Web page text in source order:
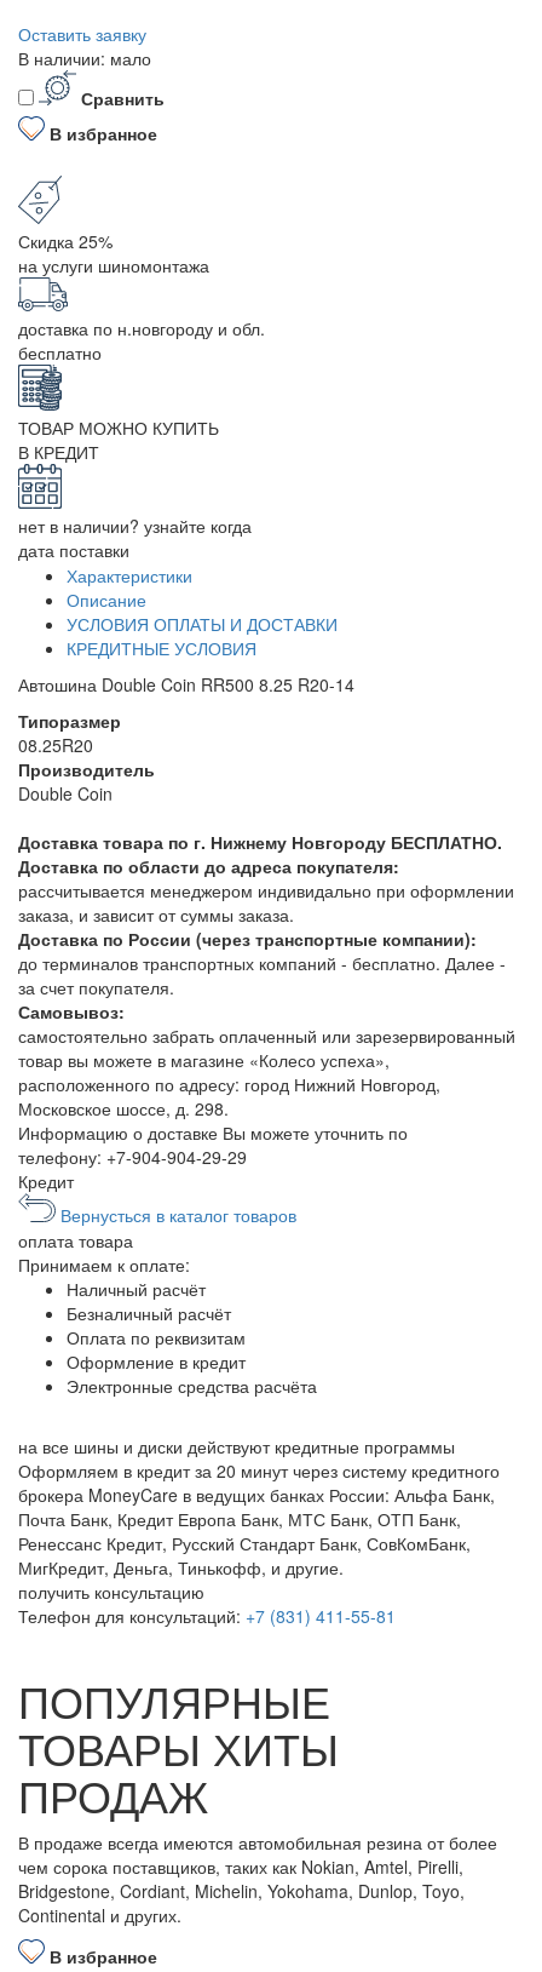
Оставить заявку
В наличии: мало
Сравнить
В избранное
Скидка 25%
на услуги шиномонтажа
доставка по н.новгороду и обл.
бесплатно
ТОВАР МОЖНО КУПИТЬ
В КРЕДИТ
нет в наличии? узнайте когда
дата поставки
Характеристики
Описание
УСЛОВИЯ ОПЛАТЫ И ДОСТАВКИ
КРЕДИТНЫЕ УСЛОВИЯ
Автошина Double Coin RR500 8.25 R20-14
Типоразмер
08.25R20
Производитель
Double Coin
Доставка товара по г. Нижнему Новгороду БЕСПЛАТНО.
Доставка по области до адреса покупателя:
рассчитывается менеджером индивидально при оформлении
заказа, и зависит от суммы заказа.
Доставка по России (через транспортные компании):
до терминалов транспортных компаний - бесплатно. Далее -
за счет покупателя.
Самовывоз:
самостоятельно забрать оплаченный или зарезервированный
товар вы можете в магазине «Колесо успеха»,
расположенного по адресу: город Нижний Новгород,
Московское шоссе, д. 298.
Информацию о доставке Вы можете уточнить по
телефону: +7-904-904-29-29
Кредит
Вернусться в каталог товаров
оплата товара
Принимаем к оплате:
Наличный расчёт
Безналичный расчёт
Оплата по реквизитам
Оформление в кредит
Электронные средства расчёта
на все шины и диски действуют кредитные программы
Оформляем в кредит за 20 минут через систему кредитного
брокера MoneyCare в ведущих банках России: Альфа Банк,
Почта Банк, Кредит Европа Банк, МТС Банк, ОТП Банк,
Ренессанс Кредит, Русский Стандарт Банк, СовКомБанк,
МигКредит, Деньга, Тинькофф, и другие.
получить консультацию
Телефон для консультаций: +7 (831) 411-55-81
ПОПУЛЯРНЫЕ
ТОВАРЫ ХИТЫ
ПРОДАЖ
В продаже всегда имеются автомобильная резина от более
чем сорока поставщиков, таких как Nokian, Amtel, Pirelli,
Bridgestone, Cordiant, Michelin, Yokohama, Dunlop, Toyo,
Continental и других.
В избранное